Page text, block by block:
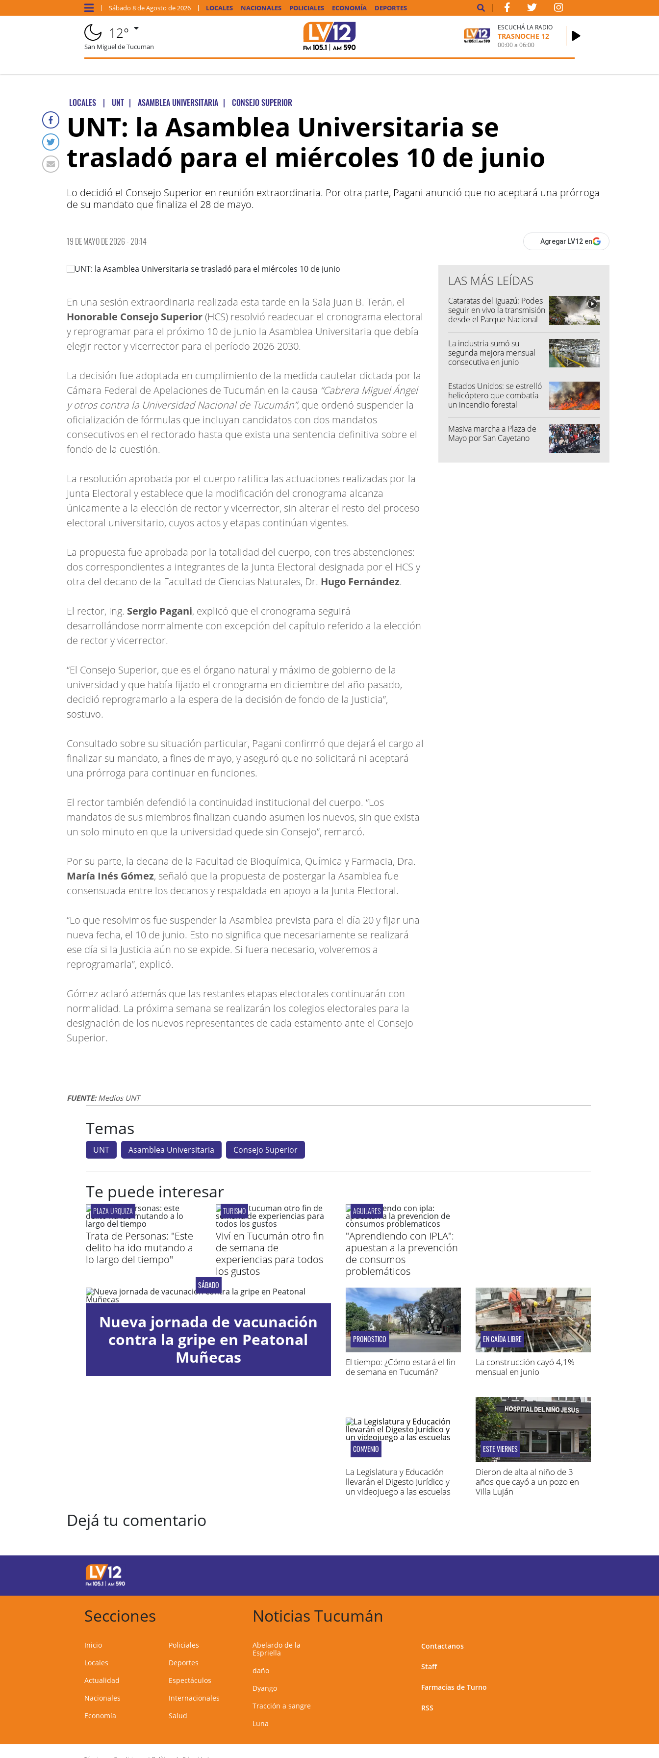
Sábado 8 deAgosto de 2026 LOCALES NACIONALES POLICIALES ECONOMÍA DEPORTES
12°
San Miguel de Tucuman
ESCUCHÁ LA RADIO
TRASNOCHE 12
00:00a06:00
LOCALES | UNT | ASAMBLEA UNIVERSITARIA | CONSEJO SUPERIOR
UNT: la Asamblea Universitaria se
trasladó para el miércoles 10 de junio
Lo decidió el Consejo Superior en reunión extraordinaria. Por otra parte, Pagani anunció que no aceptará una prórroga
de su mandato que finaliza el 28 de mayo.
19 DE MAYO DE 2026 - 20:14 Agregar LV12 en
En una sesión extraordinaria realizada esta tarde en la Sala Juan B. Terán, el
Honorable Consejo Superior(HCS) resolvió readecuar el cronograma electoral
y reprogramar para el próximo 10 de junio la Asamblea Universitaria que debía
elegir rector y vicerrector para el período 2026-2030.
La decisión fue adoptada en cumplimiento de la medida cautelar dictada por la
Cámara Federal de Apelaciones de Tucumán en la causa “Cabrera Miguel Ángel
y otros contra la Universidad Nacional de Tucumán”, que ordenó suspender la
oficialización de fórmulas que incluyan candidatos con dos mandatos
consecutivos en el rectorado hasta que exista una sentencia definitiva sobre el
fondo de la cuestión.
La resolución aprobada por el cuerpo ratifica las actuaciones realizadas por la
Junta Electoral y establece que la modificación del cronograma alcanza
únicamente a la elección de rector y vicerrector, sin alterar el resto del proceso
electoral universitario, cuyos actos y etapas continúan vigentes.
La propuesta fue aprobada por la totalidad del cuerpo, con tres abstenciones:
dos correspondientes a integrantes de la Junta Electoral designada por el HCS y
otra del decano de la Facultad de Ciencias Naturales, Dr. Hugo Fernández.
El rector, Ing. Sergio Pagani, explicó que el cronograma seguirá
desarrollándose normalmente con excepción del capítulo referido a la elección
de rector y vicerrector.
“El Consejo Superior, que es el órgano natural y máximo de gobierno de la
universidad y que había fijado el cronograma en diciembre del año pasado,
decidió reprogramarlo a la espera de la decisión de fondo de la Justicia”,
sostuvo.
Consultado sobre su situación particular, Pagani confirmó que dejará el cargo al
finalizar su mandato, a fines de mayo, y aseguró que no solicitará ni aceptará
una prórroga para continuar en funciones.
El rector también defendió la continuidad institucional del cuerpo. “Los
mandatos de sus miembros finalizan cuando asumen los nuevos, sin que exista
un solo minuto en que la universidad quede sin Consejo”, remarcó.
Por su parte, la decana de la Facultad de Bioquímica, Química y Farmacia, Dra.
María Inés Gómez, señaló que la propuesta de postergar la Asamblea fue
consensuada entre los decanos y respaldada en apoyo a la Junta Electoral.
“Lo que resolvimos fue suspender la Asamblea prevista para el día 20 y fijar una
nueva fecha, el 10 de junio. Esto no significa que necesariamente se realizará
ese día si la Justicia aún no se expide. Si fuera necesario, volveremos a
reprogramarla”, explicó.
Gómez aclaró además que las restantes etapas electorales continuarán con
normalidad. La próxima semana se realizarán los colegios electorales para la
designación de los nuevos representantes de cada estamento ante el Consejo
Superior.
FUENTE:Medios UNT
LAS MÁS LEÍDAS
Cataratas del Iguazú: Podes
seguir en vivo la transmisión
desde el Parque Nacional
La industria sumó su
segunda mejora mensual
consecutiva en junio
Estados Unidos: se estrelló
helicóptero que combatía
un incendio forestal
Masiva marcha a Plaza de
Mayo por San Cayetano
Temas
UNT Asamblea Universitaria Consejo Superior
Te puede interesar
PLAZA URQUIZA
Trata de Personas: "Este
delito ha ido mutando a
lo largo del tiempo"
TURISMO
Viví en Tucumán otro fin
de semana de
experiencias para todos
los gustos
AGUILARES
"Aprendiendo con IPLA":
apuestan a la prevención
de consumos
problemáticos
SÁBADO
Nueva jornada de vacunación
contra la gripe en Peatonal
Muñecas
PRONOSTICO
El tiempo: ¿Cómo estará el fin
de semana en Tucumán?
EN CAÍDA LIBRE
La construcción cayó 4,1%
mensual en junio
CONVENIO
La Legislatura y Educación
llevarán el Digesto Jurídico y
un videojuego a las escuelas
ESTE VIERNES
Dieron de alta al niño de 3
años que cayó a un pozo en
Villa Luján
Dejá tu comentario
Secciones
Inicio
Locales
Actualidad
Nacionales
Economía
Policiales
Deportes
Espectáculos
Internacionales
Salud
Noticias Tucumán
Abelardo de la
Espriella
daño
Dyango
Tracción a sangre
Luna
Contactanos
Staff
Farmacias de Turno
RSS